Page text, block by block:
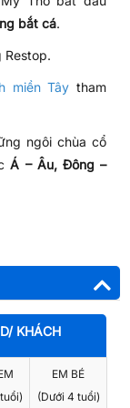
bắt cá.
Restop.
miền Tây tham
ngôi chùa cổ
Á – Âu, Đông –
du khách ngồi
cảnh xanh tươi
Phụng.
trình là niềm tự
quan cơ sở
khách thưởng
đờn ca tài tử,
KHÁCH
EM BÉ
(Dưới 4 tuổi)